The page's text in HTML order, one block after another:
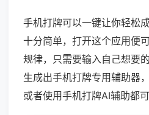
手机打牌可以一键让你轻松
十分简单，打开这个应用便
规律，只需要输入自己想要
生成出手机打牌专用辅助器
或者使用手机打牌AI辅助都可